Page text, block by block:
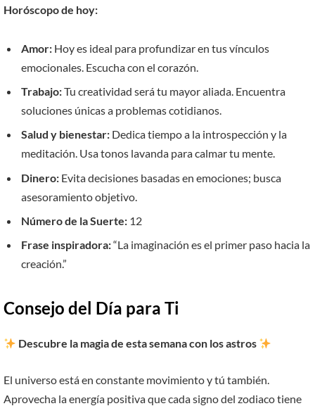
Horóscopo de hoy:
Amor: Hoy es ideal para profundizar en tus vínculos
emocionales. Escucha con el corazón.
Trabajo:Tu creatividad será tu mayor aliada. Encuentra
soluciones únicas a problemas cotidianos.
Salud y bienestar: Dedica tiempo a la introspección y la
meditación. Usa tonos lavanda para calmar tu mente.
Dinero: Evita decisiones basadas en emociones; busca
asesoramiento objetivo.
Número de la Suerte: 12
Frase inspiradora:“La imaginación es el primer paso hacia la
creación.”
Consejo del Día para Ti
Descubre la magia de esta semana con los astros
El universo está en constante movimiento y tú también.
Aprovecha la energía positiva que cada signo del zodiaco tiene